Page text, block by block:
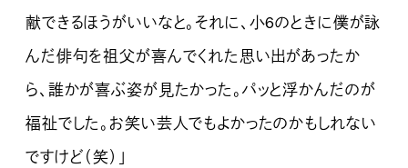
献できるほうがいいなと。それに、小6のときに僕が詠
んだ俳句を祖父が喜んでくれた思い出があったか
ら、誰かが喜ぶ姿が見たかった。パッと浮かんだのが
福祉でした。お笑い芸人でもよかったのかもしれない
ですけど（笑）」